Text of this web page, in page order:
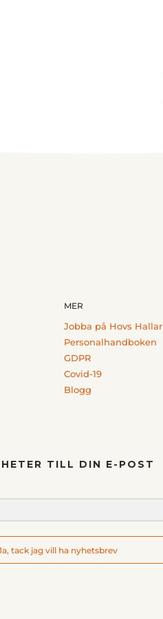
MER
Jobba på Hovs Hallar
Personalhandboken
GDPR
Covid-19
Blogg
TILL DIN E-POST
tack jag vill ha nyhetsbrev